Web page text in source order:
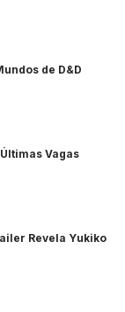
de D&D
Vagas
Revela Yukiko